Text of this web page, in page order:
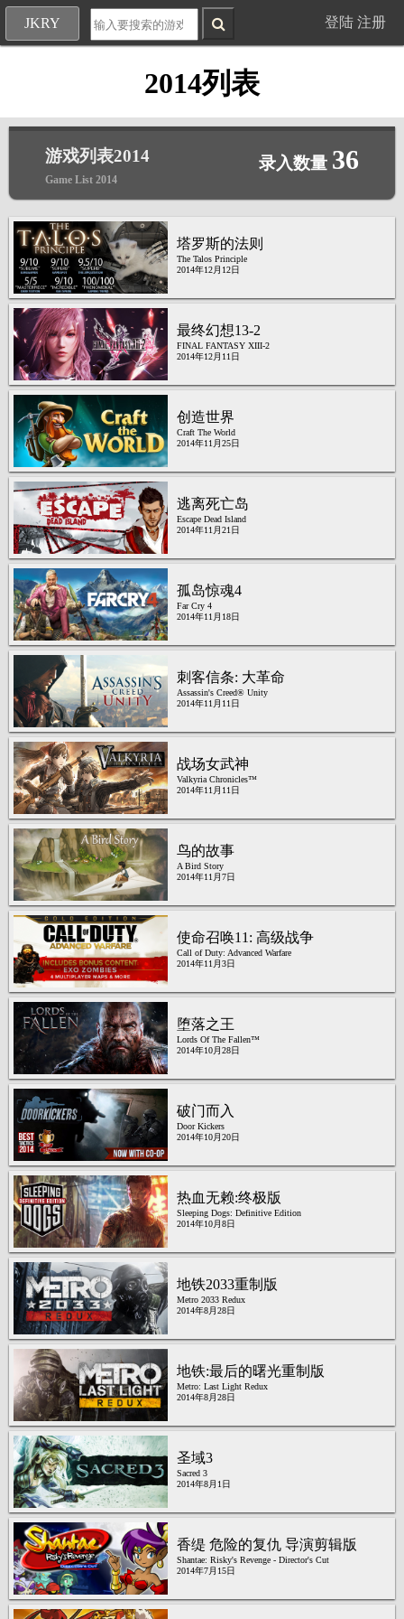
JKRY 登陆 注册
2014列表
游戏列表2014
Game List 2014
录入数量 36
塔罗斯的法则
The Talos Principle
2014年12月12日
最终幻想13-2
FINAL FANTASY XIII-2
2014年12月11日
创造世界
Craft The World
2014年11月25日
逃离死亡岛
Escape Dead Island
2014年11月21日
孤岛惊魂4
Far Cry 4
2014年11月18日
刺客信条: 大革命
Assassin's Creed® Unity
2014年11月11日
战场女武神
Valkyria Chronicles™
2014年11月11日
鸟的故事
A Bird Story
2014年11月7日
使命召唤11: 高级战争
Call of Duty: Advanced Warfare
2014年11月3日
堕落之王
Lords Of The Fallen™
2014年10月28日
破门而入
Door Kickers
2014年10月20日
热血无赖:终极版
Sleeping Dogs: Definitive Edition
2014年10月8日
地铁2033重制版
Metro 2033 Redux
2014年8月28日
地铁:最后的曙光重制版
Metro: Last Light Redux
2014年8月28日
圣域3
Sacred 3
2014年8月1日
香缇 危险的复仇 导演剪辑版
Shantae: Risky's Revenge - Director's Cut
2014年7月15日